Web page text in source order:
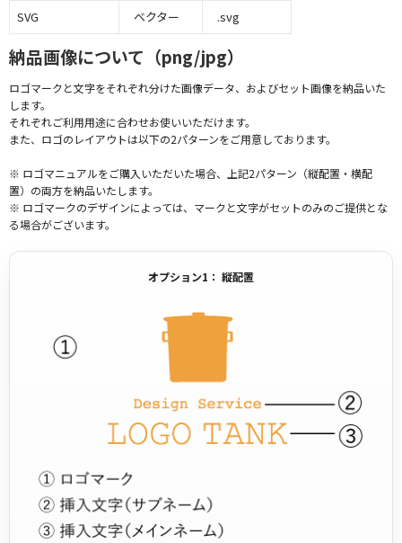
SVG
ベクター .svg
納品画像について（png/jpg）
ロゴマークと文字をそれぞれ分けた画像データ、およびセット画像を納品いた
します。
それぞれご利用用途に合わせお使いいただけます。
また、ロゴのレイアウトは以下の2パターンをご用意しております。
※ ロゴマニュアルをご購入いただいた場合、上記2パターン（縦配置・横配
置）の両方を納品いたします。
※ ロゴマークのデザインによっては、マークと文字がセットのみのご提供とな
る場合がございます。
オプション1： 縦配置